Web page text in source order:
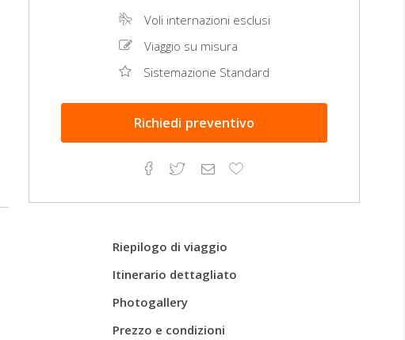
Voli internazioni esclusi
Viaggio su misura
Sistemazione Standard
Richiedi preventivo
Facebook
TwitterEmailAggiungi
Riepilogo di viaggio
Itinerario dettagliato
Photogallery
Prezzo e condizioni